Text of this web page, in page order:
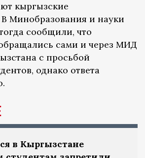
кыргызские
Минобразования и науки
сообщили, что
сами и через МИД
с просьбой
однако ответа
в Кыргызстане